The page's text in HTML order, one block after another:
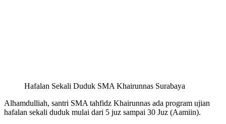
Hafalan Sekali Duduk SMA Khairunnas Surabaya
Alhamdulliah, santri SMA tahfidz Khairunnas ada program ujian
hafalan sekali duduk mulai dari 5 juz sampai 30 Juz (Aamiin).